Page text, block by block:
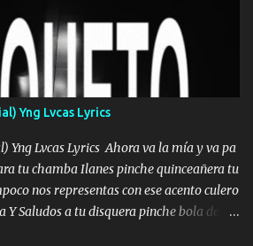
❌ Yo No limito los Sueños , si no existe
, Si me caigo me Levanto, Aprendo Del
❌ www.elnorteduro.com ❌ El Dinero
me Estorba , Por Eso Manejo Todo
. Aquí no Se Sufre de Ego vengo Desde
Con Trabajo Y Esfuerzo, Nada es
A Mí lado Una Princesa que A pesar de
. Hecho pa...
Yng Lvcas Lyrics
Yng Lvcas Lyrics Ahora va la mía y va pa
tu chamba Ilanes pinche quinceañera tu
nos representas con ese acento culero
Saludos a tu disquera pinche bola de